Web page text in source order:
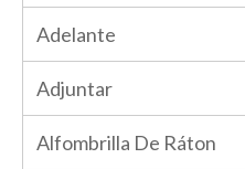
Adelante
Adjuntar
Alfombrilla De Ráton